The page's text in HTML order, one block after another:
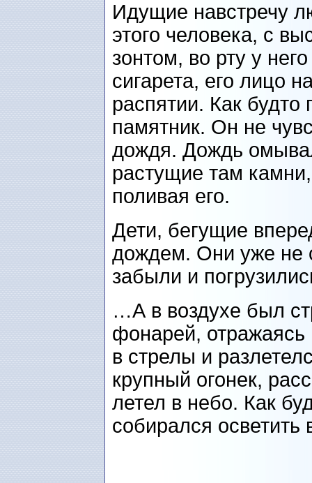
Идущие навстречу
этого человека, с
зонтом, во рту у
сигарета, его лицо
распятии. Как
памятник. Он не
дождя. Дождь
растущие там
поливая его.
Дети, бегущие
дождем. Они уже не
забыли и
…А в воздухе был
фонарей, отражаясь
в стрелы и
крупный огонек,
летел в небо. Как
собирался осветить